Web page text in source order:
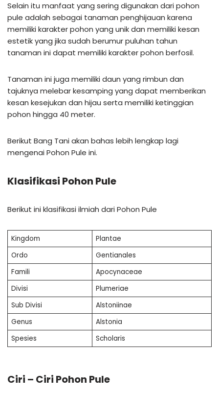
Selain itu manfaat yang sering digunakan dari pohon
pule adalah sebagai tanaman penghijauan karena
memiliki karakter pohon yang unik dan memiliki kesan
estetik yang jika sudah berumur puluhan tahun
tanaman ini dapat memiliki karakter pohon berfosil.
Tanaman ini juga memiliki daun yang rimbun dan
tajuknya melebar kesamping yang dapat memberikan
kesan kesejukan dan hijau serta memiliki ketinggian
pohon hingga 40 meter.
Berikut Bang Tani akan bahas lebih lengkap lagi
mengenai Pohon Pule ini.
Klasifikasi Pohon Pule
Berikut ini klasifikasi ilmiah dari Pohon Pule
Kingdom
Plantae
Ordo
Gentianales
Famili
Apocynaceae
Divisi
Plumeriae
Sub Divisi
Alstoniinae
Genus
Alstonia
Spesies
Scholaris
Ciri – Ciri Pohon Pule